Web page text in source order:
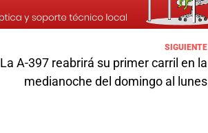
SIGUIENTE
La A-397 reabrirá su primer carril en la
medianoche del domingo al lunes